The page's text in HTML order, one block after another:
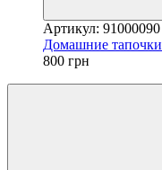
Артикул: 91000090
Домашние тапочки
800 грн